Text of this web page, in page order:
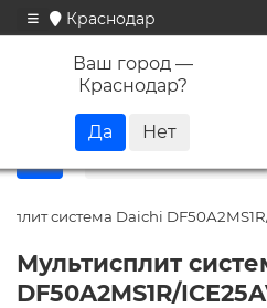
Краснодар
Ваш город —
Краснодар?
+7
система Daichi
Мультисплит
DF50A2MS1R/